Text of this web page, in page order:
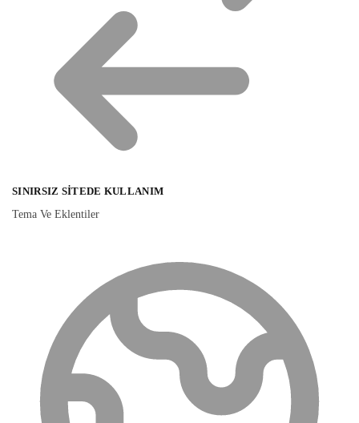
SINIRSIZ SITEDE KULLANIM
Tema Ve Eklentiler